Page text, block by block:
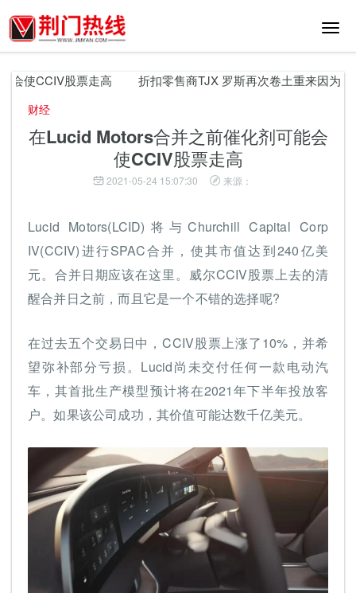
切
航
使CCIV股票走高 折扣零售商TJX 罗斯再次卷土重来因为购物
财经
在Lucid Motors合并之前催化剂可能会
使CCIV股票走高
2021-05-24 15:07:30 来源：
Lucid Motors(LCID)将与Churchill Capital Corp
IV(CCIV)进行SPAC合并，使其市值达到240亿美
元。合并日期应该在这里。威尔CCIV股票上去的清
醒合并日之前，而且它是一个不错的选择呢?
在过去五个交易日中，CCIV股票上涨了10%，并希
望弥补部分亏损。Lucid尚未交付任何一款电动汽
车，其首批生产模型预计将在2021年下半年投放客
户。如果该公司成功，其价值可能达数千亿美元。